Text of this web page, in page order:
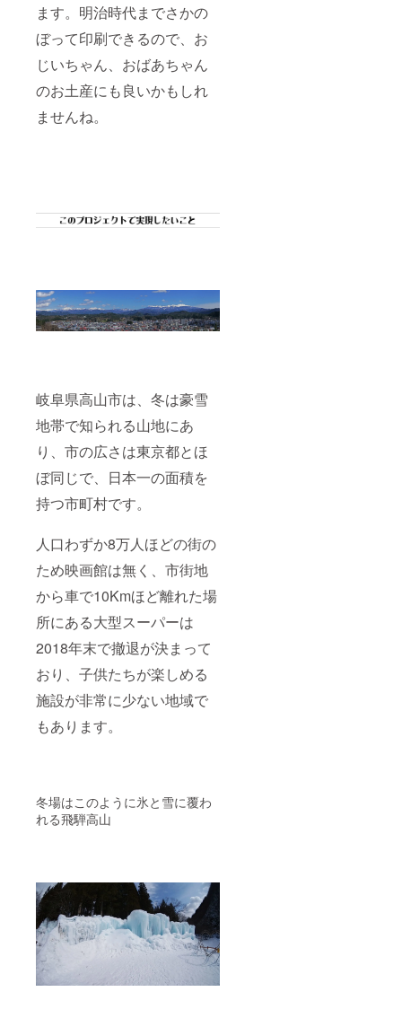
ます。明治時代までさかの
ぼって印刷できるので、お
じいちゃん、おばあちゃん
のお土産にも良いかもしれ
ませんね。
岐阜県高山市は、冬は豪雪
地帯で知られる山地にあ
り、市の広さは東京都とほ
ぼ同じで、日本一の面積を
持つ市町村です。
人口わずか8万人ほどの街の
ため映画館は無く、市街地
から車で10Kmほど離れた場
所にある大型スーパーは
2018年末で撤退が決まって
おり、子供たちが楽しめる
施設が非常に少ない地域で
もあります。
冬場はこのように氷と雪に覆わ
れる飛騨高山